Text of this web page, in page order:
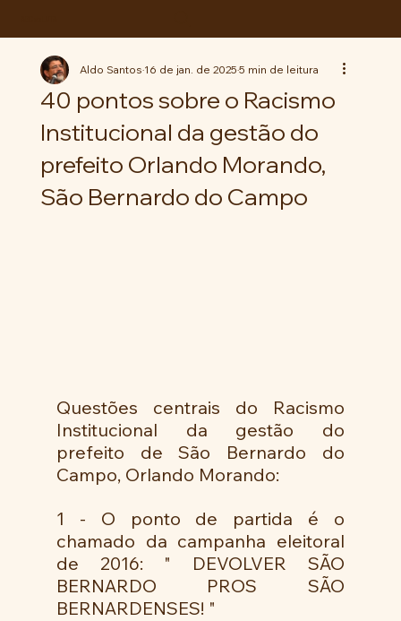
40 pontos sobre o Racismo
Institucional da gestão do
prefeito Orlando Morando,
São Bernardo do Campo
Aldo Santos16 de jan. de 20255 min de leitura
Questões centrais do Racismo
Institucional da gestão do
prefeito de São Bernardo do
Campo, Orlando Morando:
1 - O ponto de partida é o
chamado da campanha eleitoral
de 2016: " DEVOLVER SÃO
BERNARDO PROS SÃO
BERNARDENSES! "